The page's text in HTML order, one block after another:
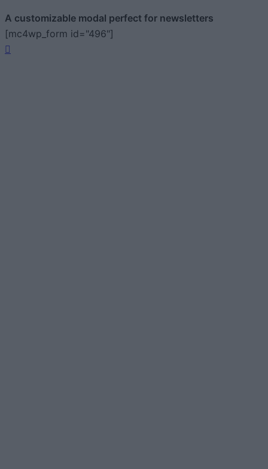
A customizable modal perfect for newsletters
[mc4wp_form id="496"]